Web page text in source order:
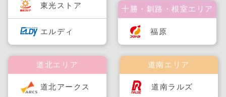
東光ストア
エルディ
道南エリア
道南ラルズ
道北エリア
道北アークス
十勝・釧路・根室エリア
福原